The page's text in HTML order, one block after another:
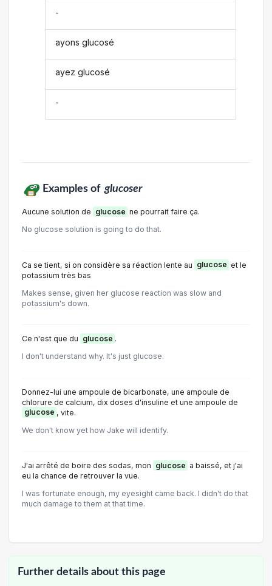
-
ayons glucosé
ayez glucosé
-
Examples of glucoser
Aucune solution de glucose ne pourrait faire ça.
No glucose solution is going to do that.
Ca se tient, si on considère sa réaction lente au glucose et le
potassium très bas
Makes sense, given her glucose reaction was slow and
potassium's down.
Ce n'est que du glucose .
I don't understand why. It's just glucose.
Donnez-lui une ampoule de bicarbonate, une ampoule de
chlorure de calcium, dix doses d'insuline et une ampoule de
glucose , vite.
We don't know yet how Jake will identify.
J'ai arrêté de boire des sodas, mon glucose a baissé, et j'ai
eu la chance de retrouver la vue.
I was fortunate enough, my eyesight came back. I didn't do that
much damage to them at that time.
Further details about this page